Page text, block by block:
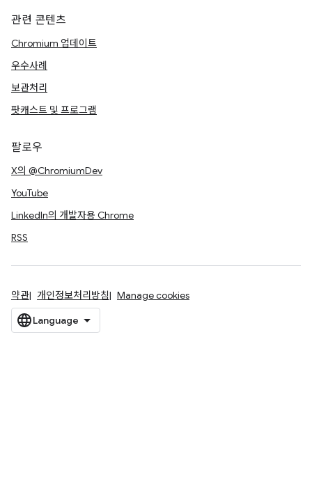
관련 콘텐츠
Chromium 업데이트
우수사례
보관처리
팟캐스트 및 프로그램
팔로우
X의 @ChromiumDev
YouTube
LinkedIn의 개발자용 Chrome
RSS
약관 개인정보처리방침 Manage cookies